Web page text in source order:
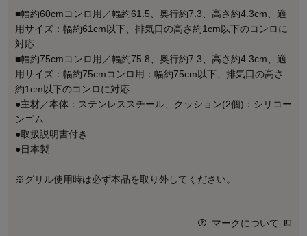
■幅約60cmコンロ用／幅約61.5、奥行約7.3、高さ約4.3cm、適
用サイズ：幅約61cm以下、排気口の高さ約1cm以下のコンロに
対応
■幅約75cmコンロ用／幅約75.8、奥行約7.3、高さ約4.3cm、適
用サイズ：幅約75cmコンロ用：幅約75cm以下、排気口の高さ
約1cm以下のコンロに対応
●主材／本体：ステンレススチール、クッション(2個)：シリコー
ンゴム
●取扱説明書付き
●日本製
※グリル使用時は必ず本品を取り外してください。
マークについて